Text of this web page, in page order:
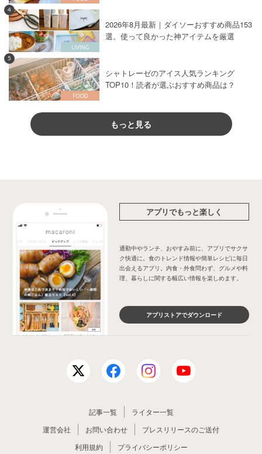
4
2026年8月最新｜ダイソーおすすめ商品153
選。使って良かった神アイテムを厳選
5
シャトレーゼのアイス人気ランキング
TOP10！読者が選ぶおすすめ商品は？
もっと見る
アプリでもっと楽しく
通勤中やランチ、おやすみ前に、アプリでサクサ
ク快適に。食のトレンド情報や簡単レシピに毎日
出会えるアプリ。内食・外食問わず、グルメや料
理、暮らしに関する幅広い情報を楽しめます。
アプリストアでダウンロード
記事一覧
ライター一覧
運営会社
お問い合わせ
プレスリリースのご送付
利用規約
プライバシーポリシー